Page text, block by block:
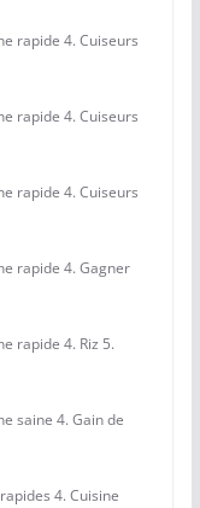
rapide 4. Cuiseurs
rapide 4. Cuiseurs
rapide 4. Cuiseurs
rapide 4. Gagner
rapide 4. Riz 5.
saine 4. Gain de
4. Cuisine